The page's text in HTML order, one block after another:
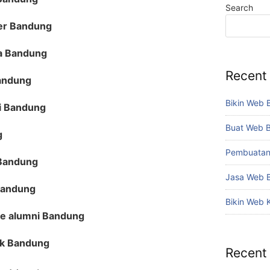
Bandung
Bandung
Bandung
alumni Bandung
Bandung
Search
Bikin Web
Buat Web
Jasa Web
Bikin Web